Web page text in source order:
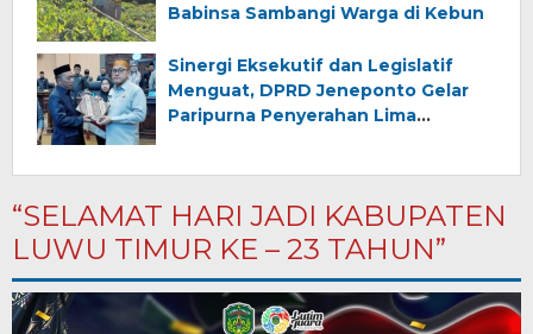
Babinsa Sambangi Warga di Kebun
Sinergi Eksekutif dan Legislatif
Menguat, DPRD Jeneponto Gelar
Paripurna Penyerahan Lima
“SELAMAT HARI JADI KABUPATEN
LUWU TIMUR KE – 23 TAHUN”